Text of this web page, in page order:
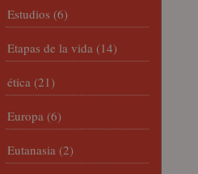
Estudios (6)
Etapas de la vida (14)
ética (21)
Europa (6)
Eutanasia (2)